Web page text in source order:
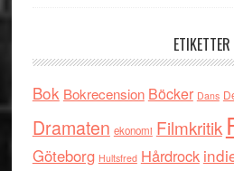
ETIKETTER
Bok Bokrecension Böcker Dans
Dramaten ekonomi Filmkritik
Göteborg Hultsfred Hårdrock